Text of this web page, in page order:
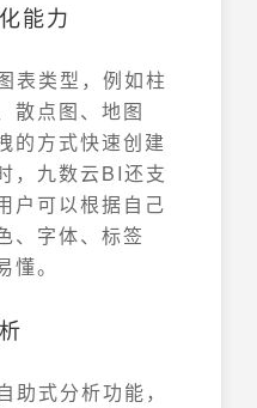
能力
表类型，例如柱
散点图、地图
的方式快速创建
，九数云BI还支
户可以根据自己
、字体、标签
。
助式分析功能，